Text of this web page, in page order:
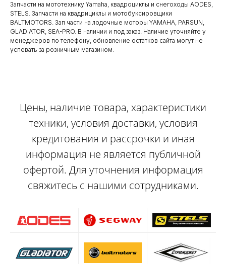
Запчасти на мототехнику Yamaha, квадроциклы и снегоходы AODES,
STELS. Запчасти на квадрициклы и мотобуксировщики
BALTMOTORS. Зап части на лодочные моторы YAMAHA, PARSUN,
GLADIATOR, SEA-PRO. В наличии и под заказ. Наличие уточняйте у
менеджеров по телефону, обновление остатков сайта могут не
успевать за розничным магазином.
Цены, наличие товара, характеристики
техники, условия доставки, условия
кредитования и рассрочки и иная
информация не является публичной
офертой. Для уточнения информация
свяжитесь с нашими сотрудниками.